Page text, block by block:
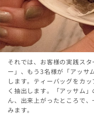
それでは、お客様の実践ス
ー」、もう3名様が「アッサ
します。ティーバッグをカ
く抽出します。「アッサム
ん、出来上がったところで
みます。